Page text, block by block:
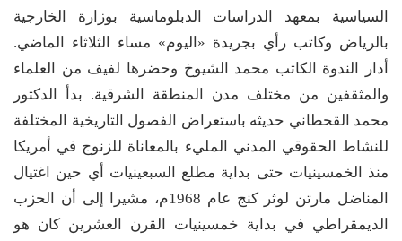
السياسية بمعهد الدراسات الدبلوماسية بوزارة الخارجية
بالرياض وكاتب رأي بجريدة «اليوم» مساء الثلاثاء الماضي.
أدار الندوة الكاتب محمد الشيوخ وحضرها لفيف من العلماء
والمثقفين من مختلف مدن المنطقة الشرقية. بدأ الدكتور
محمد القحطاني حديثه باستعراض الفصول التاريخية المختلفة
للنشاط الحقوقي المدني المليء بالمعاناة للزنوج في أمريكا
منذ الخمسينيات حتى بداية مطلع السبعينيات أي حين اغتيال
المناضل مارتن لوثر كنج عام 1968م، مشيرا إلى أن الحزب
الديمقراطي في بداية خمسينيات القرن العشرين كان هو